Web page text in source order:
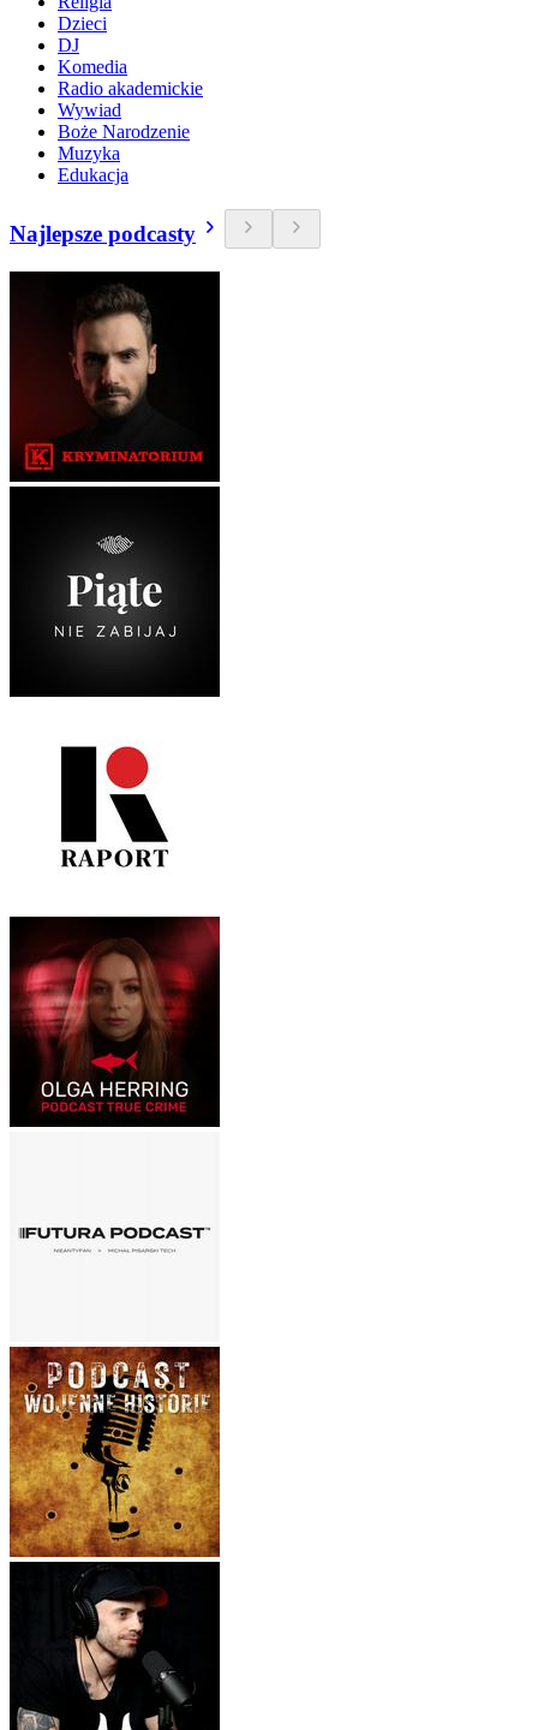
Dzieci
DJ
Komedia
Radio akademickie
Wywiad
Boże Narodzenie
Muzyka
Edukacja
Najlepsze podcasty